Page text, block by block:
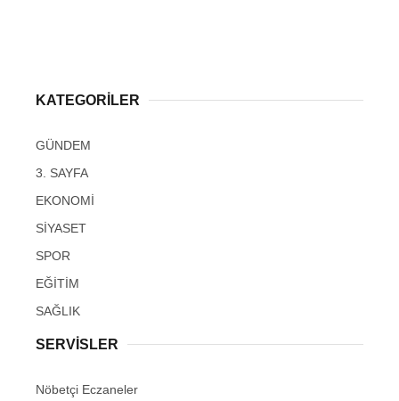
KATEGORİLER
GÜNDEM
3. SAYFA
EKONOMİ
SİYASET
SPOR
EĞİTİM
SAĞLIK
SERVİSLER
Nöbetçi Eczaneler